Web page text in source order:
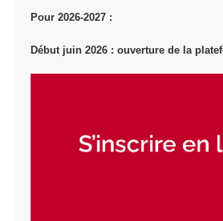
Pour 2026-2027 :
Début juin 2026 : ouverture de la